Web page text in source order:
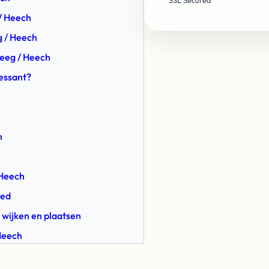
Heech
/ Heech
/ Heech
en plaatsen